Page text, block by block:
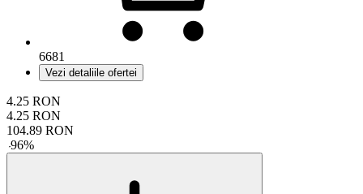
6681
Vezi detaliile ofertei
4.25 RON
4.25 RON
104.89 RON
-96%